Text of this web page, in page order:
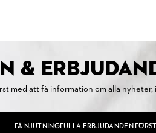
&
med att få information om alla nyheter,
FÅ NJUTNINGFULLA ERBJUDANDEN